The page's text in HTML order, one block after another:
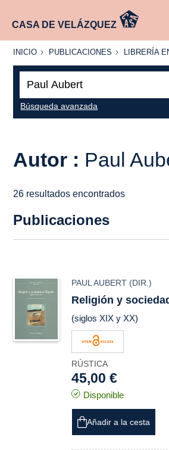
CASA DE VELÁZQUEZ
INICIO
INICIO PUBLICACIONES
PUBLICACIONES
LIBRERÍA
LÍNEA
LIBRERÍA
Búsqueda avanzada
Autor : Paul
26 resultados encontrados
Publicaciones
PAUL AUBERT (DIR.)
Religión y
(siglos XIX y XX)
RÚSTICA
45,00 €
Disponible
Añadir a la cesta